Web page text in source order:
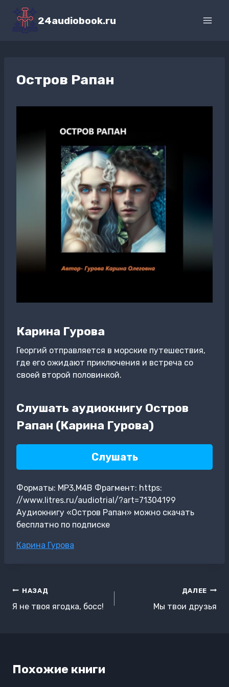
Перейти
содержимому
24audiobook.ru
Остров Рапан
Карина Гурова
Георгий отправляется в морские путешествия,
где его ожидают приключения и встреча со
своей второй половинкой.
Слушать аудиокнигу Остров
Рапан (Карина Гурова)
Слушать
Форматы: MP3,M4B Фрагмент: https:
//www.litres.ru/audiotrial/?art=71304199
Аудиокнигу «Остров Рапан» можно скачать
бесплатно по подписке
Метки
Карина Гурова
Навигация
по
НАЗАД
Я не твоя ягодка, босс!
ДАЛЕЕ
Мы твои друзья
Похожие книги